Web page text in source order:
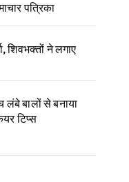
पत्रिका
शिवभक्तों ने लगाए
बालों से बनाया
टिप्स